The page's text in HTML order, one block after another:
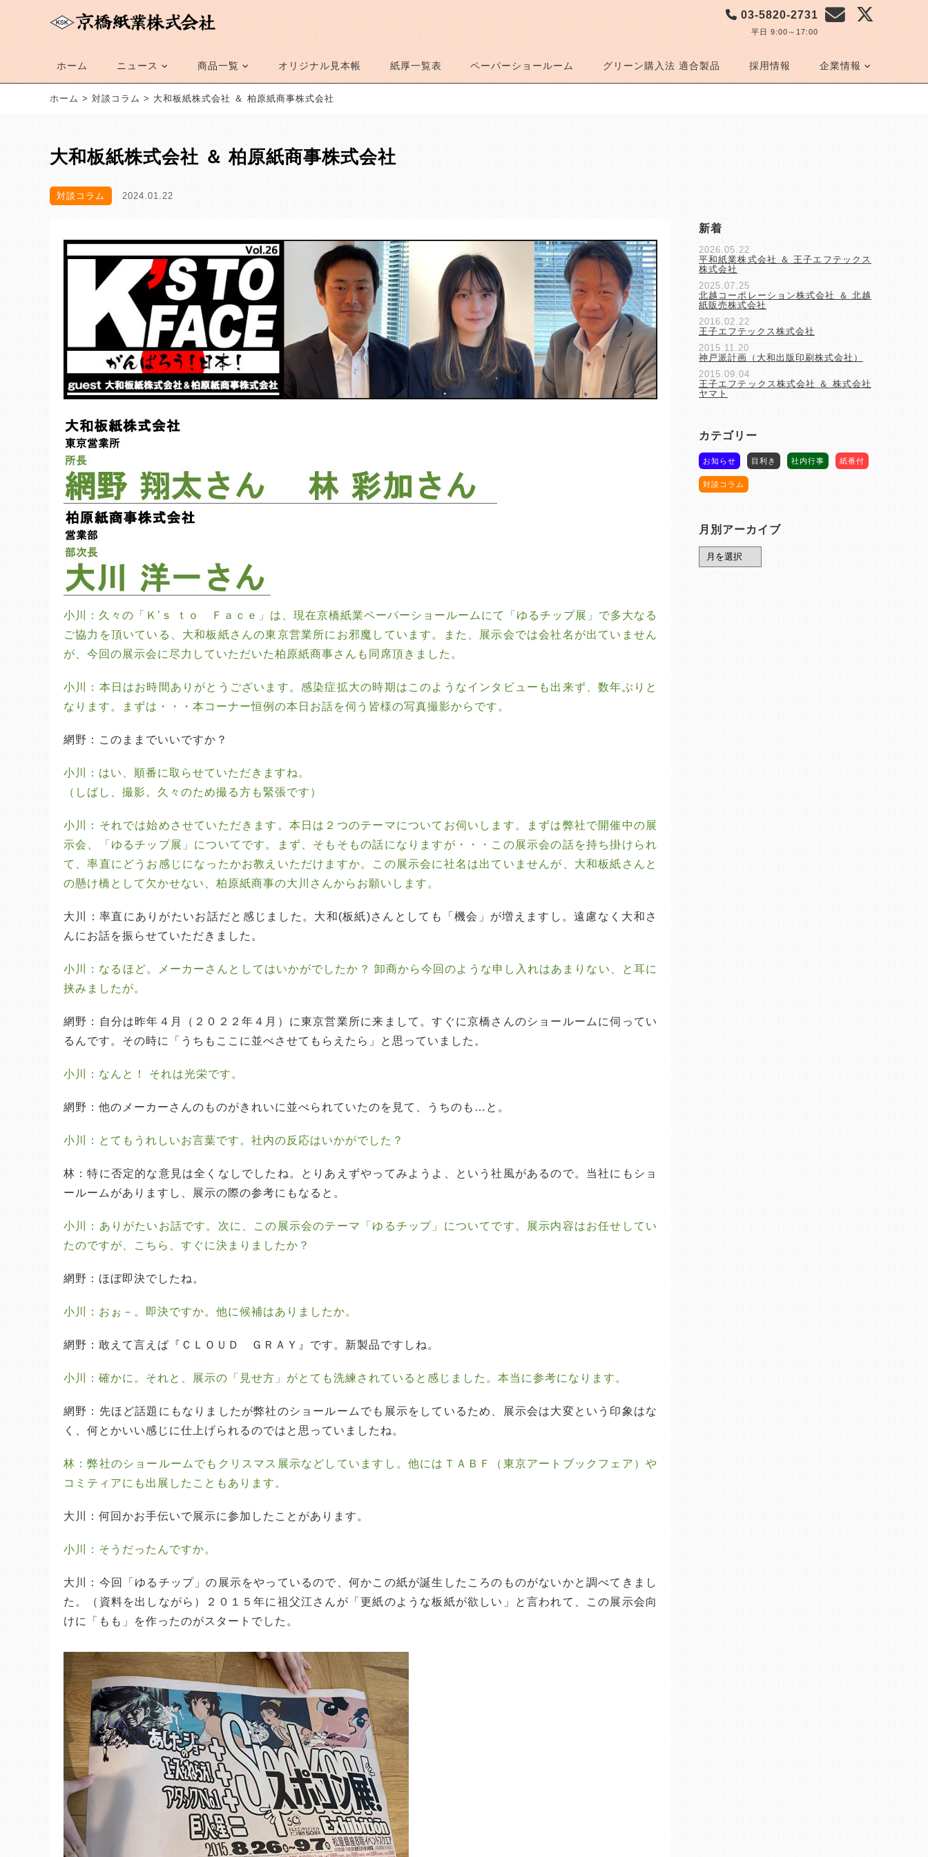
03-5820-2731
平日 9:00～17:00
ホーム ニュース 商品一覧 オリジナル見本帳 紙厚一覧表 ペーパーショールーム グリーン購入法 適合製品 採用情報 企業情報
ホーム > 対談コラム > 大和板紙株式会社 ＆ 柏原紙商事株式会社
大和板紙株式会社 ＆ 柏原紙商事株式会社
対談コラム 2024.01.22
小川：久々の「Ｋ’ｓ ｔｏ　Ｆａｃｅ」は、現在京橋紙業ペーパーショールームにて「ゆるチップ展」で多大なる
ご協力を頂いている、大和板紙さんの東京営業所にお邪魔しています。また、展示会では会社名が出ていません
が、今回の展示会に尽力していただいた柏原紙商事さんも同席頂きました。
小川：本日はお時間ありがとうございます。感染症拡大の時期はこのようなインタビューも出来ず、数年ぶりと
なります。まずは・・・本コーナー恒例の本日お話を伺う皆様の写真撮影からです。
網野：このままでいいですか？
小川：はい、順番に取らせていただきますね。
（しばし、撮影。久々のため撮る方も緊張です）
小川：それでは始めさせていただきます。本日は２つのテーマについてお伺いします。まずは弊社で開催中の展
示会、「ゆるチップ展」についてです。まず、そもそもの話になりますが・・・この展示会の話を持ち掛けられ
て、率直にどうお感じになったかお教えいただけますか。この展示会に社名は出ていませんが、大和板紙さんと
の懸け橋として欠かせない、柏原紙商事の大川さんからお願いします。
大川：率直にありがたいお話だと感じました。大和(板紙)さんとしても「機会」が増えますし。遠慮なく大和さ
んにお話を振らせていただきました。
小川：なるほど。メーカーさんとしてはいかがでしたか？ 卸商から今回のような申し入れはあまりない、と耳に
挟みましたが。
網野：自分は昨年４月（２０２２年４月）に東京営業所に来まして。すぐに京橋さんのショールームに伺ってい
るんです。その時に「うちもここに並べさせてもらえたら」と思っていました。
小川：なんと！ それは光栄です。
網野：他のメーカーさんのものがきれいに並べられていたのを見て、うちのも…と。
小川：とてもうれしいお言葉です。社内の反応はいかがでした？
林：特に否定的な意見は全くなしでしたね。とりあえずやってみようよ、という社風があるので。当社にもショ
ールームがありますし、展示の際の参考にもなると。
小川：ありがたいお話です。次に、この展示会のテーマ「ゆるチップ」についてです。展示内容はお任せしてい
たのですが、こちら、すぐに決まりましたか？
網野：ほぼ即決でしたね。
小川：おぉ－。即決ですか。他に候補はありましたか。
網野：敢えて言えば『ＣＬＯＵＤ　ＧＲＡＹ』です。新製品ですしね。
小川：確かに。それと、展示の「見せ方」がとても洗練されていると感じました。本当に参考になります。
網野：先ほど話題にもなりましたが弊社のショールームでも展示をしているため、展示会は大変という印象はな
く、何とかいい感じに仕上げられるのではと思っていましたね。
林：弊社のショールームでもクリスマス展示などしていますし。他にはＴＡＢＦ（東京アートブックフェア）や
コミティアにも出展したこともあります。
大川：何回かお手伝いで展示に参加したことがあります。
小川：そうだったんですか。
大川：今回「ゆるチップ」の展示をやっているので、何かこの紙が誕生したころのものがないかと調べてきまし
た。（資料を出しながら）２０１５年に祖父江さんが「更紙のような板紙が欲しい」と言われて、この展示会向
けに「もも」を作ったのがスタートでした。
新着
2026.05.22
平和紙業株式会社 ＆ 王子エフテックス
株式会社
2025.07.25
北越コーポレーション株式会社 ＆ 北越
紙販売株式会社
2016.02.22
王子エフテックス株式会社
2015.11.20
神戸派計画（大和出版印刷株式会社）
2015.09.04
王子エフテックス株式会社 ＆ 株式会社
ヤマト
カテゴリー
お知らせ 目利き 社内行事 紙番付
対談コラム
月別アーカイブ